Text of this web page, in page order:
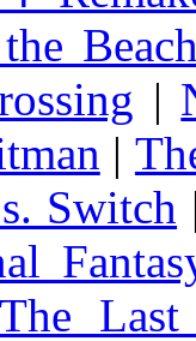
|
|
Switch
The